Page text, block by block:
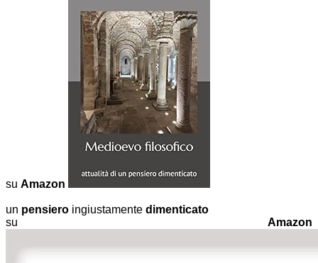
su Amazon
un pensiero ingiustamente dimenticato
su Amazon